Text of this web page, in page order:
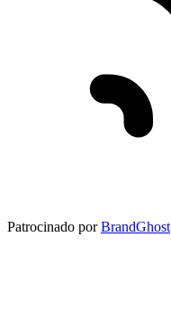
Patrocinado por BrandGhost